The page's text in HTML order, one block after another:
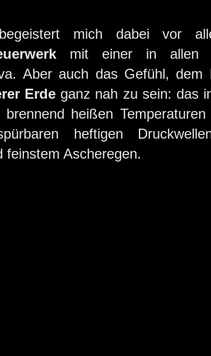
mich dabei vor
mit einer in allen
Aber auch das Gefühl, dem
Erde ganz nah zu sein: das
brennend heißen
heftigen
feinstem Ascheregen.